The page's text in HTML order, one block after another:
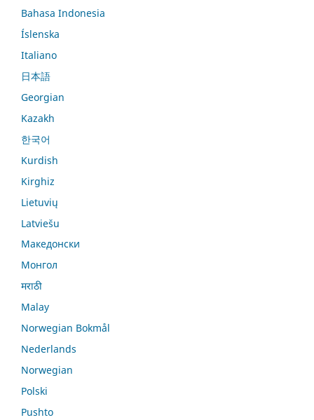
Bahasa Indonesia
Íslenska
Italiano
日本語
Georgian
Kazakh
한국어
Kurdish
Kirghiz
Lietuvių
Latviešu
Македонски
Монгол
मराठी
Malay
Norwegian Bokmål
Nederlands
Norwegian
Polski
Pushto